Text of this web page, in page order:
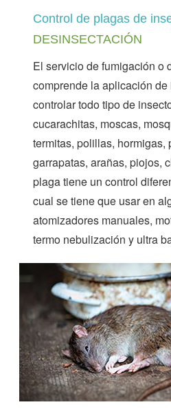
Control de plagas de
DESINSECTACIÓN
El servicio de fumigación o
comprende la aplicación
controlar todo tipo de
cucarachitas, moscas,
termitas, polillas, hormigas,
garrapatas, arañas, piojos,
plaga tiene un control
cual se tiene que usar en
atomizadores manuales,
termo nebulización y ultra